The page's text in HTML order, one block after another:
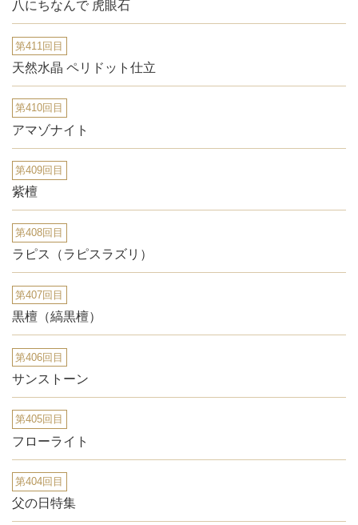
八にちなんで 虎眼石
第411回目
天然水晶 ペリドット仕立
第410回目
アマゾナイト
第409回目
紫檀
第408回目
ラピス（ラピスラズリ）
第407回目
黒檀（縞黒檀）
第406回目
サンストーン
第405回目
フローライト
第404回目
父の日特集